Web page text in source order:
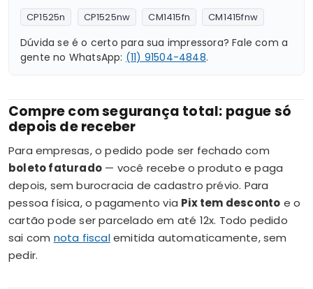
CP1525n
CP1525nw CM1415fn CM1415fnw
Dúvida se é o certo para sua impressora? Fale com a
gente no WhatsApp: (11) 91504-4848.
Compre com segurança total: pague só
depois de receber
Para empresas, o pedido pode ser fechado com
boleto faturado — você recebe o produto e paga
depois, sem burocracia de cadastro prévio. Para
pessoa física, o pagamento via Pix tem desconto e o
cartão pode ser parcelado em até 12x. Todo pedido
sai com nota fiscalemitida automaticamente, sem
pedir.